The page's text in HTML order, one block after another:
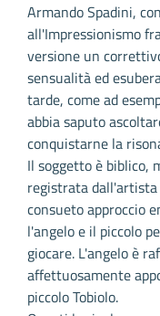
Armando Spadini,
all'Impressionismo
versione un
sensualità ed
tarde, come ad
abbia saputo
conquistarne la
Il soggetto è biblico,
registrata dall'artista
consueto approccio
l'angelo e il piccolo
giocare. L'angelo è
affettuosamente
piccolo Tobiolo.